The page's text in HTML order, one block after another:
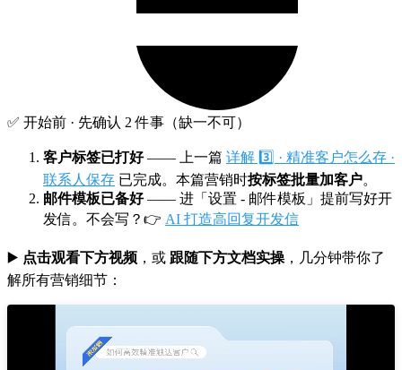
✅ 开始前 · 先确认 2 件事（缺一不可）
客户标签已打好—— 上一篇 详解 3️⃣ · 精准客户怎么存 ·
联系人保存 已完成。本篇营销时按标签批量加客户。
邮件模板已备好—— 进「设置 - 邮件模板」提前写好开
发信。不会写？👉 AI 打造高回复开发信
▶️ 点击观看下方视频 ，或 跟随下方文档实操 ，几分钟带你了
解所有营销细节：